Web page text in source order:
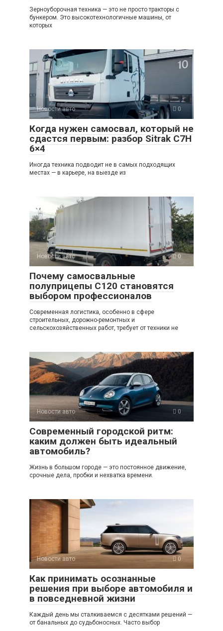
Зерноуборочная техника — это не просто тракторы с
бункером. Это высокотехнологичные машины, от
которых
Новости авто 0
Когда нужен самосвал, который не
сдастся первым: разбор Sitrak C7H
6×4
Иногда техника подводит не в самых подходящих
местах — в карьере, на выезде из
Новости авто 0
Почему самосвальные
полуприцепы C120 становятся
выбором профессионалов
Современная логистика, особенно в сфере
строительных, дорожно-ремонтных и
сельскохозяйственных работ, требует от техники не
Новости авто 0
Современный городской ритм:
каким должен быть идеальный
автомобиль?
Жизнь в большом городе — это постоянное движение,
срочные дела, пробки и нехватка времени.
Новости авто 0
Как принимать осознанные
решения при выборе автомобиля и
в повседневной жизни
Каждый день мы сталкиваемся с десятками решений —
от банальных до судьбоносных. Часто выбор